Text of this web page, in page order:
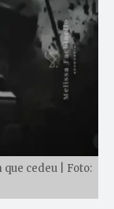
cedeu | Foto: